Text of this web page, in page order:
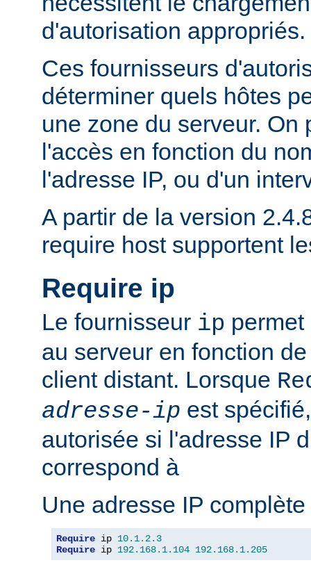
d'autorisation appropriés.
Ces fournisseurs
déterminer quels hôtes
une zone du serveur. On
l'accès en fonction du
l'adresse IP, ou d'un
A partir de la version
require host supportent
Require ip
Le fournisseur ip
au serveur en fonction
client distant. Lorsque
adresse-ip est
autorisée si l'adresse IP
correspond à
Une adresse IP complète
Require ip 10.1. 2.3
Require ip 192.168. 1.104 192.168. 1.205